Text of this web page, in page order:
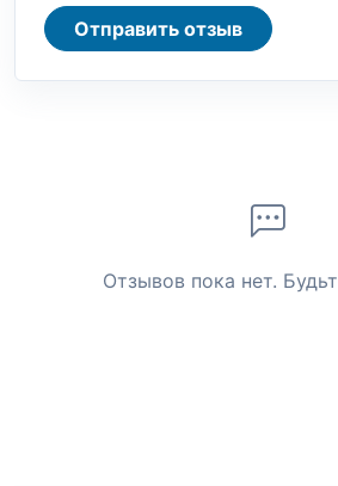
Отправить отзыв
Отзывов пока нет.